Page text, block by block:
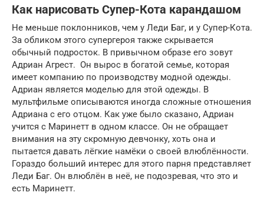
Как нарисовать Супер-Кота карандашом
Не меньше поклонников, чем у Леди Баг, и у Супер-Кота.
За обликом этого супергероя также скрывается
обычный подросток. В привычном образе его зовут
Адриан Агрест. Он вырос в богатой семье, которая
имеет компанию по производству модной одежды.
Адриан является моделью для этой одежды. В
мультфильме описываются иногда сложные отношения
Адриана с его отцом. Как уже было сказано, Адриан
учится с Маринетт в одном классе. Он не обращает
внимания на эту скромную девчонку, хоть она и
пытается давать лёгкие намёки о своей влюблённости.
Гораздо больший интерес для этого парня представляет
Леди Баг. Он влюблён в неё, не подозревая, что это и
есть Маринетт.